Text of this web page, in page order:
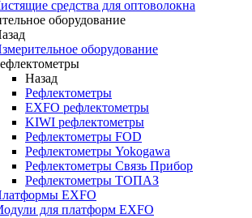
средства для оптоволокна
оборудование
оборудование
Назад
Рефлектометры
EXFO рефлектометры
KIWI рефлектометры
Рефлектометры FOD
Рефлектометры Yokogawa
Рефлектометры Связь Прибор
Рефлектометры ТОПАЗ
EXFO
для платформ EXFO